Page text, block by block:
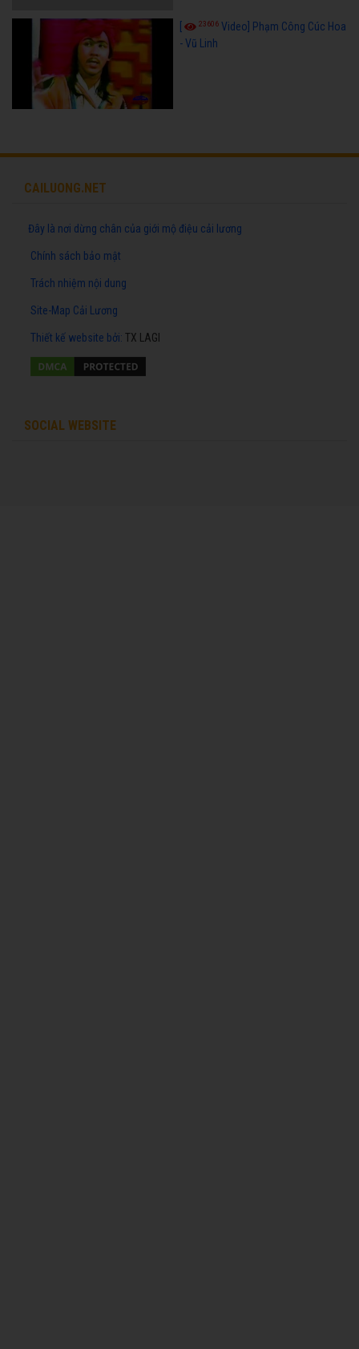
23606 Video] Phạm Công Cúc Hoa
- Vũ Linh
CAILUONG.NET
Đây là nơi dừng chân của giới mộ điệu cải lương
Chính sách bảo mật
Trách nhiệm nội dung
Site-Map Cải Lương
Thiết kế website bởi: TX LAGI
SOCIAL WEBSITE